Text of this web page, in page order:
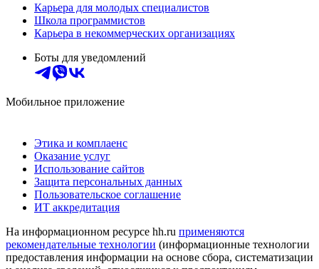
Карьера для молодых специалистов
Школа программистов
Карьера в некоммерческих организациях
Боты для уведомлений
Мобильное приложение
Этика и комплаенс
Оказание услуг
Использование сайтов
Защита персональных данных
Пользовательское соглашение
ИТ аккредитация
На информационном ресурсе hh.ru применяются
рекомендательные технологии (информационные технологии
предоставления информации на основе сбора, систематизации